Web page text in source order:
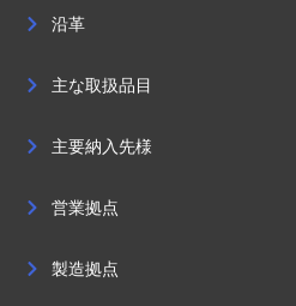
沿革
主な取扱品目
主要納入先様
営業拠点
製造拠点